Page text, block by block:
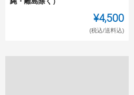
¥4,500
(税込/送料込)